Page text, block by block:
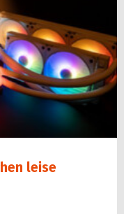
leise